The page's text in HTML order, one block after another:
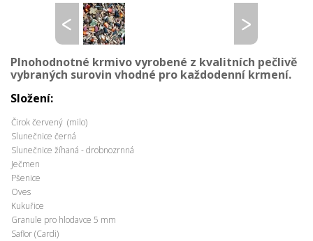
Plnohodnotné krmivo vyrobené z kvalitních pečlivě
vybraných surovin vhodné pro každodenní krmení.
Složení:
Čirok červený (milo)
Slunečnice černá
Slunečnice žíhaná - drobnozrnná
Ječmen
Pšenice
Oves
Kukuřice
Granule pro hlodavce 5 mm
Saflor (Cardi)